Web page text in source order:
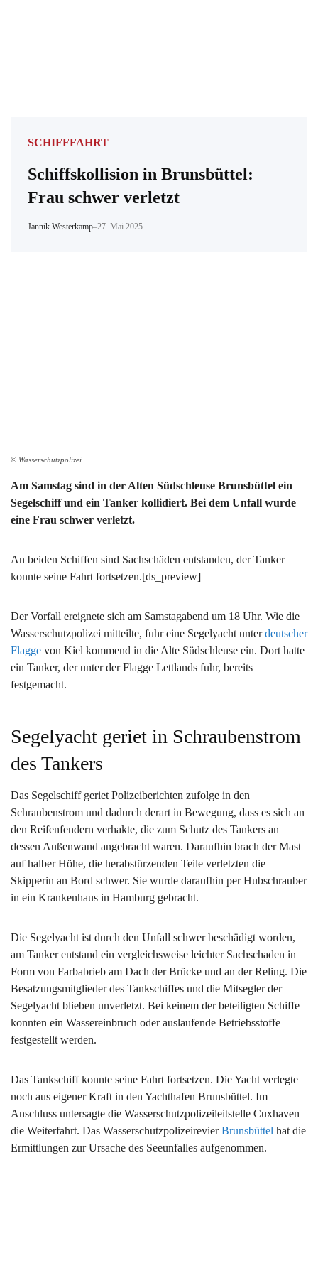
SCHIFFFAHRT
Schiffskollision in Brunsbüttel:
Frau schwer verletzt
Jannik Westerkamp–27. Mai 2025
© Wasserschutzpolizei
Am Samstag sind in der Alten Südschleuse Brunsbüttel ein
Segelschiff und ein Tanker kollidiert. Bei dem Unfall wurde
eine Frau schwer verletzt.
An beiden Schiffen sind Sachschäden entstanden, der Tanker
konnte seine Fahrt fortsetzen.[ds_preview]
Der Vorfall ereignete sich am Samstagabend um 18 Uhr. Wie die
Wasserschutzpolizei mitteilte, fuhr eine Segelyacht unterdeutscher
Flagge von Kiel kommend in die Alte Südschleuse ein. Dort hatte
ein Tanker, der unter der Flagge Lettlands fuhr, bereits
festgemacht.
Segelyacht geriet in Schraubenstrom
des Tankers
Das Segelschiff geriet Polizeiberichten zufolge in den
Schraubenstrom und dadurch derart in Bewegung, dass es sich an
den Reifenfendern verhakte, die zum Schutz des Tankers an
dessen Außenwand angebracht waren. Daraufhin brach der Mast
auf halber Höhe, die herabstürzenden Teile verletzten die
Skipperin an Bord schwer. Sie wurde daraufhin per Hubschrauber
in ein Krankenhaus in Hamburg gebracht.
Die Segelyacht ist durch den Unfall schwer beschädigt worden,
am Tanker entstand ein vergleichsweise leichter Sachschaden in
Form von Farbabrieb am Dach der Brücke und an der Reling. Die
Besatzungsmitglieder des Tankschiffes und die Mitsegler der
Segelyacht blieben unverletzt. Bei keinem der beteiligten Schiffe
konnten ein Wassereinbruch oder auslaufende Betriebsstoffe
festgestellt werden.
Das Tankschiff konnte seine Fahrt fortsetzen. Die Yacht verlegte
noch aus eigener Kraft in den Yachthafen Brunsbüttel. Im
Anschluss untersagte die Wasserschutzpolizeileitstelle Cuxhaven
die Weiterfahrt. Das WasserschutzpolizeirevierBrunsbüttel hat die
Ermittlungen zur Ursache des Seeunfalles aufgenommen.